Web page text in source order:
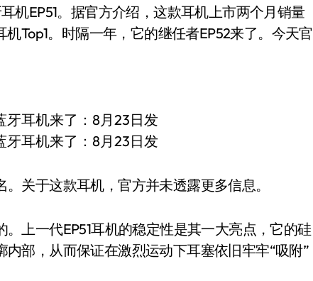
机EP51。据官方介绍，这款耳机上市两个月销量
Top1。时隔一年，它的继任者EP52来了。今天官
关于这款耳机，官方并未透露更多信息。
上一代EP51耳机的稳定性是其一大亮点，它的硅
部，从而保证在激烈运动下耳塞依旧牢牢“吸附”